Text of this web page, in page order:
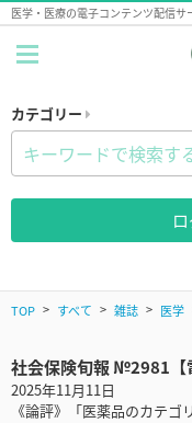
医学・医療の電子コンテンツ配信サ
カテゴリー
TOP すべて 雑誌 医学
社会保険旬報 №2981【
2025年11月11日
《論評》「医薬品のカテ